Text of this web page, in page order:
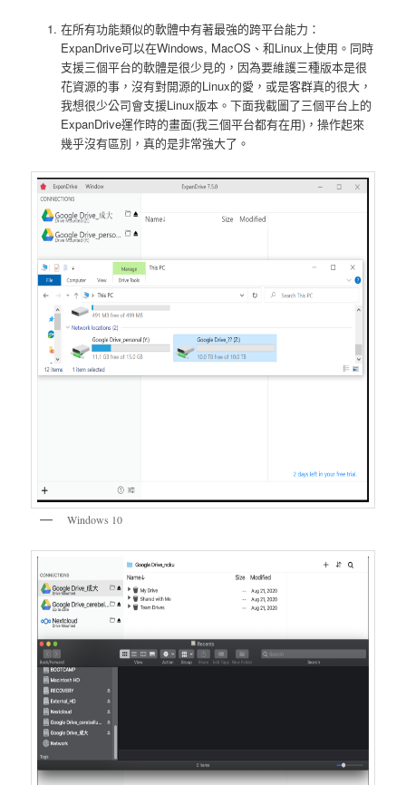
在所有功能類似的軟體中有著最強的跨平台能力：
ExpanDrive可以在Windows, MacOS、和Linux上使用。同時
支援三個平台的軟體是很少見的，因為要維護三種版本是很
花資源的事，沒有對開源的Linux的愛，或是客群真的很大，
我想很少公司會支援Linux版本。下面我截圖了三個平台上的
ExpanDrive運作時的畫面(我三個平台都有在用)，操作起來
幾乎沒有區別，真的是非常強大了。
Windows 10